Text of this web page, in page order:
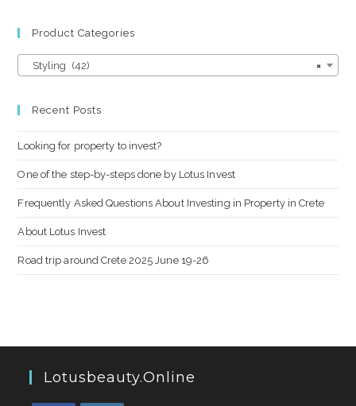
Product Categories
×
Styling (42)
Recent Posts
Looking for property to invest?
One of the step-by-steps done by Lotus Invest
Frequently Asked Questions About Investing in Property in Crete
About Lotus Invest
Road trip around Crete 2025 June 19-26
Lotusbeauty.online